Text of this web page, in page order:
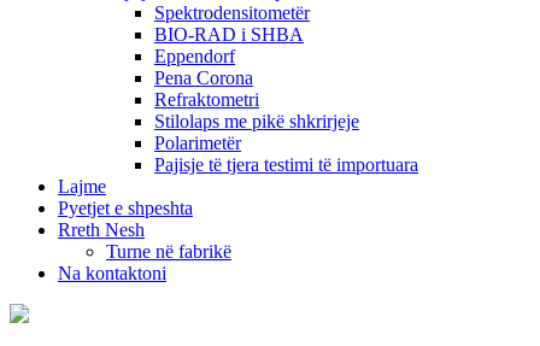
Spektrodensitometër
BIO-RAD i SHBA
Eppendorf
Pena Corona
Refraktometri
Stilolaps me pikë shkrirjeje
Polarimetër
Pajisje të tjera testimi të importuara
Lajme
Pyetjet e shpeshta
Rreth Nesh
Turne në fabrikë
Na kontaktoni